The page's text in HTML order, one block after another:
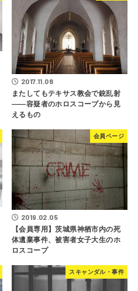
2017.11.08
またしてもテキサス教会で銃乱射
――容疑者のホロスコープから見
えるもの
会員ページ
2019.02.05
【会員専用】茨城県神栖市内の死
体遺棄事件、被害者女子大生のホ
ロスコープ
スキャンダル・事件